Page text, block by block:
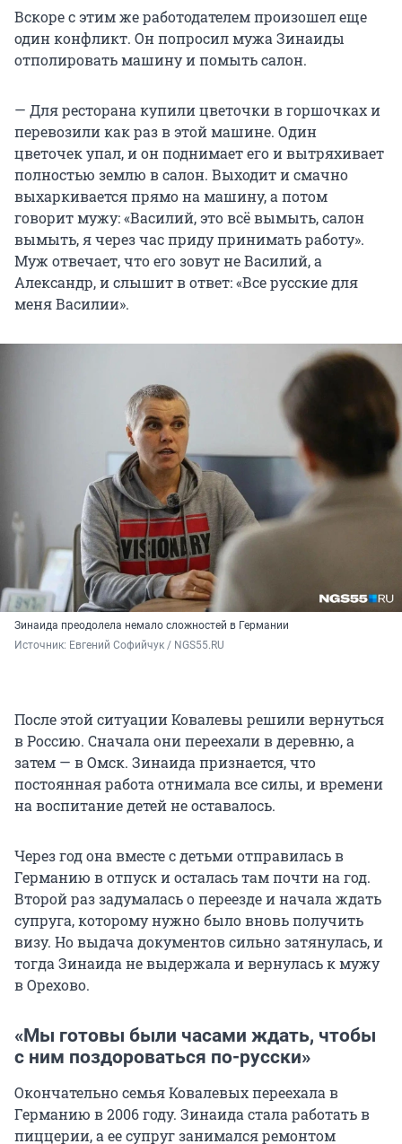
Вскоре с этим же работодателем произошел еще
один конфликт. Он попросил мужа Зинаиды
отполировать машину и помыть салон.
— Для ресторана купили цветочки в горшочках и
перевозили как раз в этой машине. Один
цветочек упал, и он поднимает его и вытряхивает
полностью землю в салон. Выходит и смачно
выхаркивается прямо на машину, а потом
говорит мужу: «Василий, это всё вымыть, салон
вымыть, я через час приду принимать работу».
Муж отвечает, что его зовут не Василий, а
Александр, и слышит в ответ: «Все русские для
меня Василии».
Зинаида преодолела немало сложностей в Германии
Источник: Евгений Софийчук / NGS55.RU
После этой ситуации Ковалевы решили вернуться
в Россию. Сначала они переехали в деревню, а
затем — в Омск. Зинаида признается, что
постоянная работа отнимала все силы, и времени
на воспитание детей не оставалось.
Через год она вместе с детьми отправилась в
Германию в отпуск и осталась там почти на год.
Второй раз задумалась о переезде и начала ждать
супруга, которому нужно было вновь получить
визу. Но выдача документов сильно затянулась, и
тогда Зинаида не выдержала и вернулась к мужу
в Орехово.
«Мы готовы были часами ждать, чтобы
с ним поздороваться по-русски»
Окончательно семья Ковалевых переехала в
Германию в 2006 году. Зинаида стала работать в
пиццерии, а ее супруг занимался ремонтом